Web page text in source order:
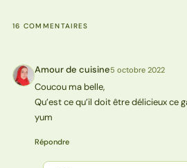
16 COMMENTAIRES
AC Amour de cuisine5 octobre 2022
Coucou ma belle,
Qu’est ce qu’il doit être délicieux ce
yum
Répondre